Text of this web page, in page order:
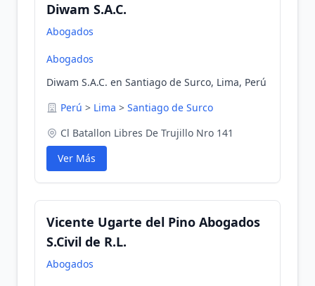
Diwam S.A.C.
Abogados
Abogados
Diwam S.A.C. en Santiago de Surco, Lima, Perú
Perú > Lima > Santiago de Surco
Cl Batallon Libres De Trujillo Nro 141
Ver Más
Vicente Ugarte del Pino Abogados
S.Civil de R.L.
Abogados